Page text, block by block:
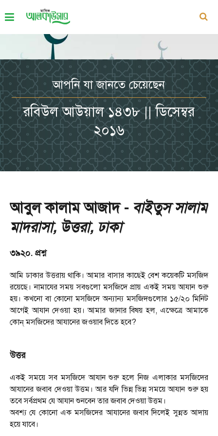
আপনি যা জানতে চেয়েছেন
রবিউল আউয়াল ১৪৩৮ || ডিসেম্বর
২০১৬
আবুল কালাম আজাদ - বাইতুস সালাম
মাদরাসা, উত্তরা, ঢাকা
৩৯২০. প্রশ্ন
আমি ঢাকার উত্তরায় থাকি। আমার বাসার কাছেই বেশ কয়েকটি মসজিদ
রয়েছে। নামাযের সময় সবগুলো মসজিদে প্রায় একই সময় আযান শুরু
হয়। কখনো বা কোনো মসজিদে অন্যান্য মসজিদগুলোর ১৫/২০ মিনিট
আগেই আযান দেওয়া হয়। আমার জানার বিষয় হল,এক্ষেত্রে আমাকে
কোন্ মসজিদের আযানের জওয়াব দিতে হবে?
উত্তর
একই সময়ে সব মসজিদে আযান শুরু হলে নিজ এলাকার মসজিদের
আযানের জবাব দেওয়া উত্তম। আর যদি ভিন্ন ভিন্ন সময়ে আযান শুরু হয়
তবে সর্বপ্রথম যে আযান শুনবেন তার জবাব দেওয়া উত্তম।
অবশ্য যে কোনো এক মসজিদের আযানের জবাব দিলেই সুন্নত আদায়
হয়ে যাবে।